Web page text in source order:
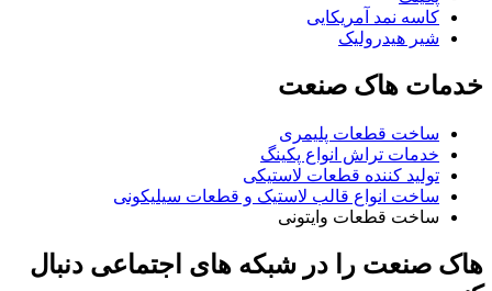
کاسه نمد آمریکایی
شیر هیدرولیک
خدمات هاک صنعت
ساخت قطعات پلیمری
خدمات تراش انواع پکینگ
تولید کننده قطعات لاستیکی
ساخت انواع قالب لاستیک و قطعات سیلیکونی
ساخت قطعات وایتونی
هاک صنعت را در شبکه های اجتماعی دنبال